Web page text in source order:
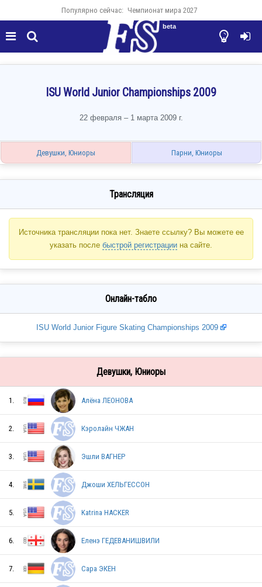
Популярно сейчас: Чемпионат мира 2027
  

beta
ISU World Junior Championships 2009
22 февраля – 1 марта 2009 г.
Девушки, Юниоры Парни, Юниоры
Трансляция
Источника трансляции пока нет. Знаете ссылку? Вы можете ее
указать после быстрой регистрации на сайте.
Онлайн-табло
ISU World Junior Figure Skating Championships 2009
Девушки, Юниоры
1. Алёна ЛЕОНОВА
2. Кэролайн ЧЖАН
3. Эшли ВАГНЕР
4. Джоши ХЕЛЬГЕССОН
5. Katrina HACKER
6. Еленэ ГЕДЕВАНИШВИЛИ
7. Сара ЭКЕН